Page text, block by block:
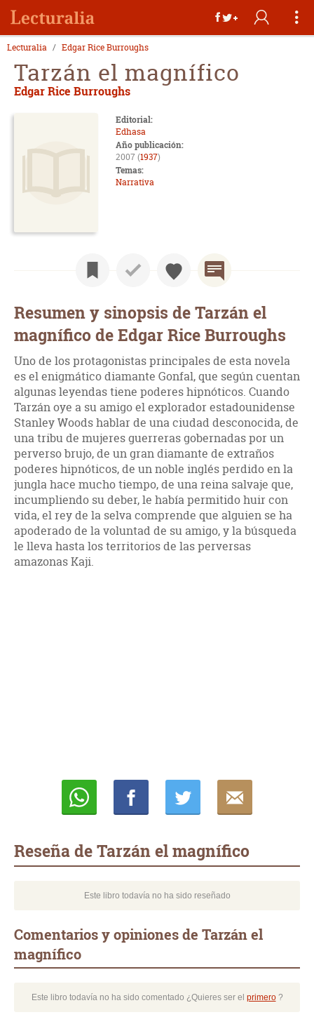
Lecturalia Edgar Rice Burroughs
Tarzán el magnífico
Edgar Rice Burroughs
Editorial:
Edhasa
Año publicación:
2007 (1937)
Temas:
Narrativa
Resumen y sinopsis de Tarzán el
magnífico de Edgar Rice Burroughs
Uno de los protagonistas principales de esta novela
es el enigmático diamante Gonfal, que según cuentan
algunas leyendas tiene poderes hipnóticos. Cuando
Tarzán oye a su amigo el explorador estadounidense
Stanley Woods hablar de una ciudad desconocida, de
una tribu de mujeres guerreras gobernadas por un
perverso brujo, de un gran diamante de extraños
poderes hipnóticos, de un noble inglés perdido en la
jungla hace mucho tiempo, de una reina salvaje que,
incumpliendo su deber, le había permitido huir con
vida, el rey de la selva comprende que alguien se ha
apoderado de la voluntad de su amigo, y la búsqueda
le lleva hasta los territorios de las perversas
amazonas Kaji.
Reseña de Tarzán el magnífico
Este libro todavía no ha sido reseñado
Comentarios y opiniones de Tarzán el
magnífico
Este libro todavía no ha sido comentado ¿Quieres ser el primero?